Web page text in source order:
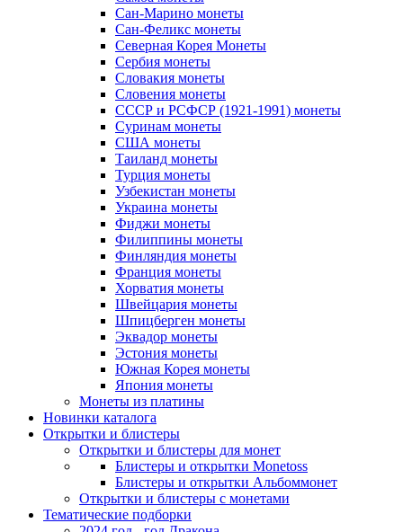
Сан-Марино монеты
Сан-Феликс монеты
Северная Корея Монеты
Сербия монеты
Словакия монеты
Словения монеты
СССР и РСФСР (1921-1991) монеты
Суринам монеты
США монеты
Таиланд монеты
Турция монеты
Узбекистан монеты
Украина монеты
Фиджи монеты
Филиппины монеты
Финляндия монеты
Франция монеты
Хорватия монеты
Швейцария монеты
Шпицберген монеты
Эквадор монеты
Эстония монеты
Южная Корея монеты
Япония монеты
Монеты из платины
Новинки каталога
Открытки и блистеры
Открытки и блистеры для монет
Блистеры и открытки Monetoss
Блистеры и открытки Альбоммонет
Открытки и блистеры с монетами
Тематические подборки